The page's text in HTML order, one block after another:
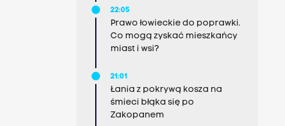
22:05
Prawo łowieckie do poprawki.
Co mogą zyskać mieszkańcy
miast i wsi?
21:01
Łania z pokrywą kosza na
śmieci błąka się po
Zakopanem